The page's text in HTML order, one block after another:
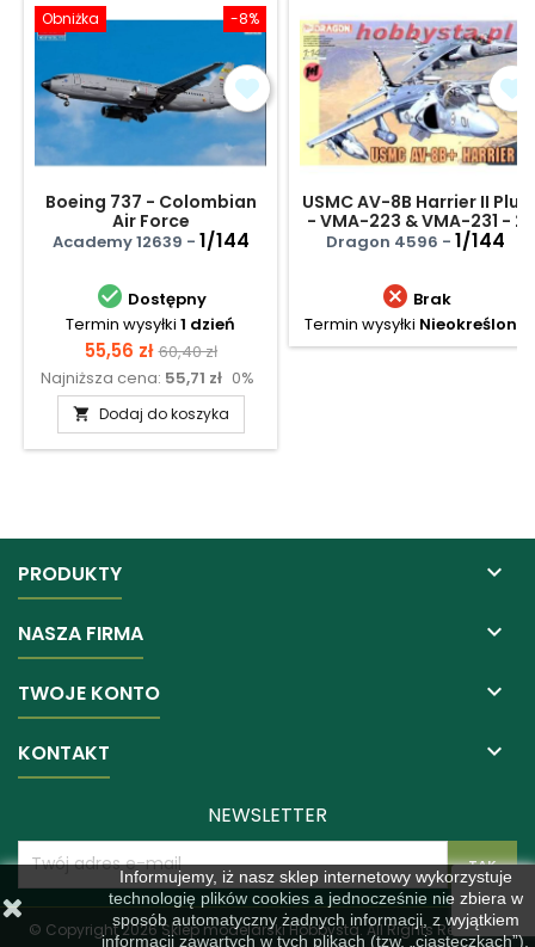
-8%
Obniżka
Boeing 737 - Colombian
Air Force
Academy 12639 - 1/144
 Dostępny
Termin wysyłki 1 dzień
Cena
55,56 zł Cena
podstawowa
60,40 zł
Najniższa cena: 55,71 zł 0%
 Dodaj do koszyka
USMC AV-8B Harrier II Plus
- VMA-223 & VMA-231 - 2
szt.
Dragon 4596 - 1/144
 Brak
Termin wysyłki Nieokreślony
PRODUKTY 
NASZA FIRMA 
TWOJE KONTO 
KONTAKT 
Informujemy, iż nasz sklep internetowy wykorzystuje
technologię plików cookies a jednocześnie nie zbiera w
sposób automatyczny żadnych informacji, z wyjątkiem
informacji zawartych w tych plikach (tzw. „ciasteczkach”).
NEWSLETTER
© Copyright 2026 Sklep modelarski Hobbysta. All Rights Reserved.